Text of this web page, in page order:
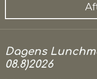
Dagens
08.8)2026